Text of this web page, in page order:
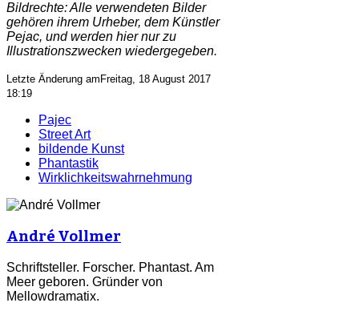
Bildrechte: Alle verwendeten Bilder
gehören ihrem Urheber, dem Künstler
Pejac, und werden hier nur zu
Illustrationszwecken wiedergegeben.
Letzte Änderung amFreitag, 18 August 2017
18:19
Pajec
Street Art
bildende Kunst
Phantastik
Wirklichkeitswahrnehmung
André Vollmer
Schriftsteller. Forscher. Phantast. Am
Meer geboren. Gründer von
Mellowdramatix.